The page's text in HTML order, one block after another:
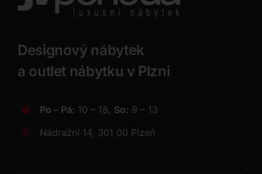
Designový nábytek
a outlet nábytku v Plzni
Po – Pá: 10 – 18, So: 9 – 13
Nádražní 14, 301 00 Plzeň